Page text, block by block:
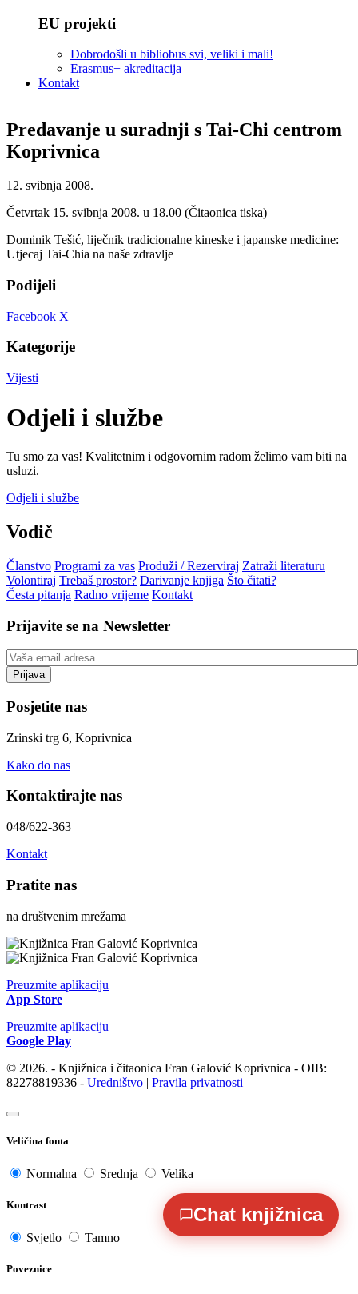
EU projekti
Dobrodošli u bibliobus svi, veliki i mali!
Erasmus+ akreditacija
Kontakt
Predavanje u suradnji s Tai-Chi centrom
Koprivnica
12. svibnja 2008.
Četvrtak 15. svibnja 2008. u 18.00 (Čitaonica tiska)
Dominik Tešić, liječnik tradicionalne kineske i japanske medicine:
Utjecaj Tai-Chia na naše zdravlje
Podijeli
Facebook X
Kategorije
Vijesti
Odjeli i službe
Tu smo za vas! Kvalitetnim i odgovornim radom želimo vam biti na
usluzi.
Odjeli i službe
Vodič
Članstvo Programi za vas Produži / Rezerviraj Zatraži literaturu
Volontiraj Trebaš prostor? Darivanje knjiga Što čitati?
Česta pitanja Radno vrijeme Kontakt
Prijavite se na Newsletter
Posjetite nas
Zrinski trg 6, Koprivnica
Kako do nas
Kontaktirajte nas
048/622-363
Kontakt
Pratite nas
na društvenim mrežama
Preuzmite aplikaciju
App Store
Preuzmite aplikaciju
Google Play
© 2026. - Knjižnica i čitaonica Fran Galović Koprivnica - OIB:
82278819336 - Uredništvo | Pravila privatnosti
Veličina fonta
Normalna Srednja Velika
Kontrast
Svjetlo Tamno
Poveznice
Chat knjižnica